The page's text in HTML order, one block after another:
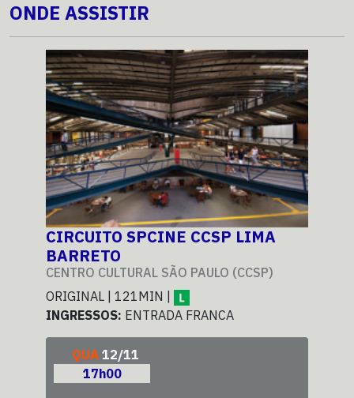
ONDE ASSISTIR
CIRCUITO SPCINE CCSP LIMA
BARRETO
CENTRO CULTURAL SÃO PAULO (CCSP)
ORIGINAL | 121MIN |
INGRESSOS: ENTRADA FRANCA
QUA 12/11
17h00